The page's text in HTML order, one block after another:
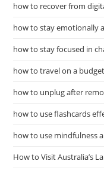
how to recover from
how to stay emotionally
how to stay focused in
how to travel on a budget
how to unplug after
how to use flashcards
how to use mindfulness
How to Visit Australia’s